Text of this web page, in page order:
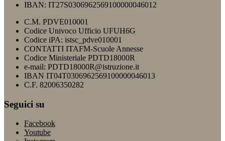
IBAN: IT27S0306962569100000046012
C.M. PDVE010001
Codice Univoco Ufficio UFUH6G
Codice iPA: istsc_pdve010001
CONTATTI ITAFM-Scuole Annesse
Codice Ministeriale PDTD18000R
e-mail: PDTD18000R@istruzione.it
IBAN IT04T0306962569100000046013
C.F. 82006350282
Seguici su
Facebook
Youtube